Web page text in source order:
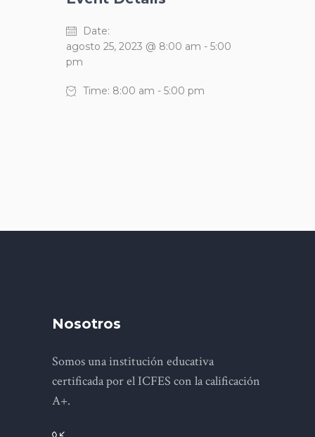
Date:
agosto 25, 2023 @ 8:00 am - 5:00
pm
Time: 8:00 am - 5:00 pm
Nosotros
Somos una institución educativa
certificada por el ICFES con la calificación
A+.